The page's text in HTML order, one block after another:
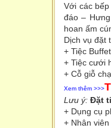
Với các
đáo –
hoan ấm
Dịch vụ đặt
+ Tiệc
+ Tiệc cưới
+ Cỗ giỗ
Xem thêm >>>
Lưu ý: Đặt
+ Dụng cụ
+ Nhân